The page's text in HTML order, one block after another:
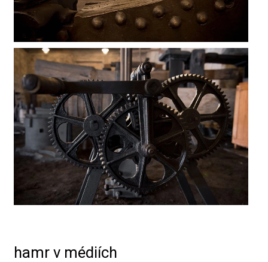
hamr v médiích